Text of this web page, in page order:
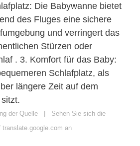
Die Babywanne bietet
des Fluges eine sichere
und verringert das
Stürzen oder
. 3. Komfort für das Baby:
Schlafplatz, als
längere Zeit auf dem
der Quelle | Sehen Sie sich die
an